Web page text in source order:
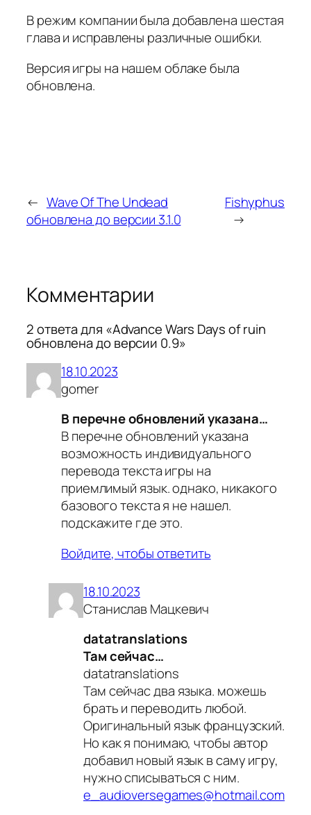
В режим компании была добавлена шестая
глава и исправлены различные ошибки.
Версия игры на нашем облаке была
обновлена.
← Wave Of The Undead
обновлена до версии 3.1.0
Fishyphus
→
Комментарии
2 ответа для «Advance Wars Days of ruin
обновлена до версии 0.9»
18.10.2023
gomer
В перечне обновлений указана…
В перечне обновлений указана
возможность индивидуального
перевода текста игры на
приемлимый язык. однако, никакого
базового текста я не нашел.
подскажите где это.
Войдите, чтобы ответить
18.10.2023
Станислав Мацкевич
datatranslations
Там сейчас…
datatranslations
Там сейчас два языка. можешь
брать и переводить любой.
Оригинальный язык французский.
Но как я понимаю, чтобы автор
добавил новый язык в саму игру,
нужно списываться с ним.
e_audioversegames@hotmail.com